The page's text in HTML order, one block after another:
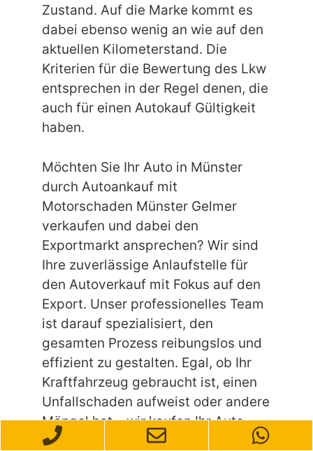
Zustand. Auf die Marke kommt es
dabei ebenso wenig an wie auf den
aktuellen Kilometerstand. Die
Kriterien für die Bewertung des Lkw
entsprechen in der Regel denen, die
auch für einen Autokauf Gültigkeit
haben.
Möchten Sie Ihr Auto in Münster
durch Autoankauf mit
Motorschaden Münster Gelmer
verkaufen und dabei den
Exportmarkt ansprechen? Wir sind
Ihre zuverlässige Anlaufstelle für
den Autoverkauf mit Fokus auf den
Export. Unser professionelles Team
ist darauf spezialisiert, den
gesamten Prozess reibungslos und
effizient zu gestalten. Egal, ob Ihr
Kraftfahrzeug gebraucht ist, einen
Unfallschaden aufweist oder andere
Mängel hat – wir kaufen Ihr Auto
unkompliziert und schnell an.